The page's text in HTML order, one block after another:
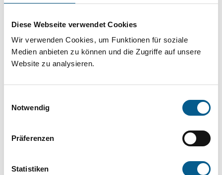
Diese Webseite verwendet Cookies
Wir verwenden Cookies, um Funktionen für soziale
Medien anbieten zu können und die Zugriffe auf unsere
Website zu analysieren.
Notwendig
Präferenzen
Statistiken
direkt über unsere Fördermitteldatenbank und
Stiftungsdatenbank recherchieren. Bei der
können durch die Wahl von Bereichen oder